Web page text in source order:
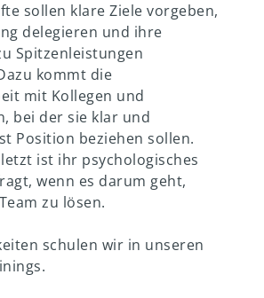
sollen klare Ziele vorgeben,
delegieren und ihre
Spitzenleistungen
kommt die
mit Kollegen und
bei der sie klar und
Position beziehen sollen.
ist ihr psychologisches
wenn es darum geht,
zu lösen.
schulen wir in unseren